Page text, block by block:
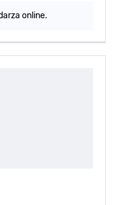
online.